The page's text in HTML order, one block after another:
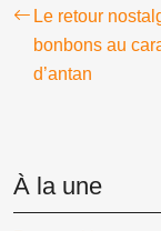
Le retour
bonbons au
d’antan
À la une